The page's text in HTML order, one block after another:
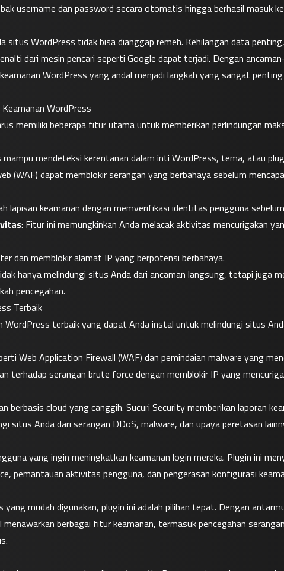
username dan password secara otomatis hingga berhasil masuk
situs WordPress tidak bisa dianggap remeh. Kehilangan data penting,
dari mesin pencari seperti Google dapat terjadi. Dengan
WordPress yang andal menjadi langkah yang sangat
WordPress
memiliki beberapa fitur utama untuk memberikan perlindungan
mampu mendeteksi kerentanan dalam inti WordPress, tema, atau
(WAF) dapat memblokir serangan yang berbahaya sebelum
lapisan keamanan dengan memverifikasi identitas pengguna
: Fitur ini memungkinkan Anda melacak aktivitas mencurigakan
dan memblokir alamat IP yang berpotensi berbahaya.
hanya melindungi situs Anda dari ancaman langsung, tetapi juga
pencegahan.
Terbaik
WordPress terbaik yang dapat Anda instal untuk melindungi situs
Web Application Firewall (WAF) dan pemindaian malware yang
terhadap serangan brute force dengan memblokir IP yang
berbasis cloud yang canggih. Sucuri Security memberikan laporan
situs Anda dari serangan DDoS, malware, dan upaya peretasan
yang ingin meningkatkan keamanan login mereka. Plugin ini
pemantauan aktivitas pengguna, dan pengerasan konfigurasi
yang mudah digunakan, plugin ini adalah pilihan tepat. Dengan
berbagai fitur keamanan, termasuk pencegahan